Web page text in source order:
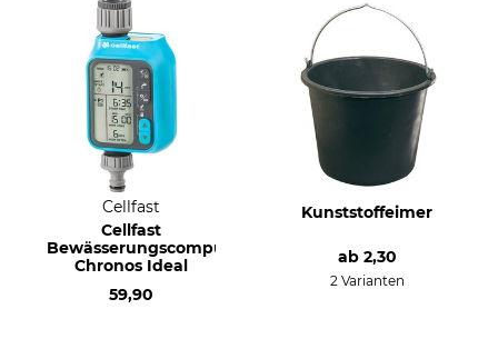
Cellfast
Cellfast
Bewässerungscomputer
Chronos Ideal
59,90
Kunststoffeimer
ab 2,30
2 Varianten